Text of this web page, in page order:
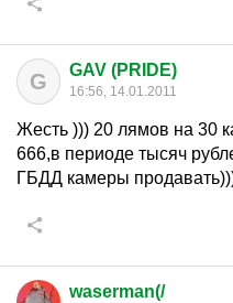
G GAV (PRIDE)
16:56, 14.01.2011
Жесть ))) 20 лямов на 30
666,в периоде тысяч
ГБДД камеры
waserman(/